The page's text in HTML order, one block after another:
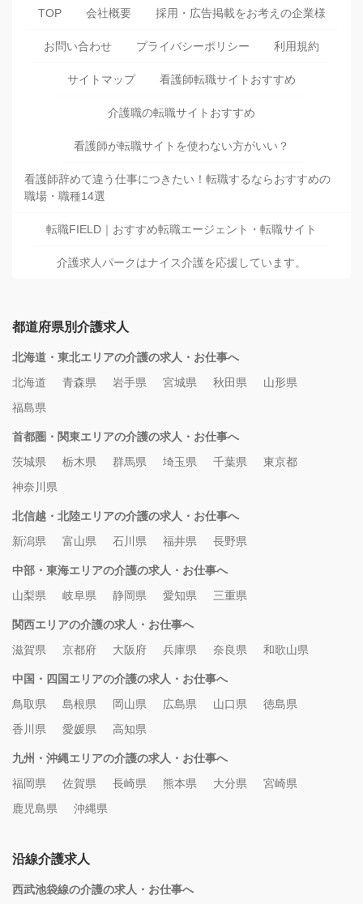
TOP 会社概要 採用・広告掲載をお考えの企業様
お問い合わせ プライバシーポリシー 利用規約
サイトマップ 看護師転職サイトおすすめ
介護職の転職サイトおすすめ
看護師が転職サイトを使わない方がいい？
看護師辞めて違う仕事につきたい！転職するならおすすめの
職場・職種14選
転職FIELD｜おすすめ転職エージェント・転職サイト
介護求人パークはナイス介護を応援しています。
都道府県別介護求人
北海道・東北エリアの介護の求人・お仕事へ
北海道
青森県 岩手県 宮城県 秋田県
山形県
福島県
首都圏・関東エリアの介護の求人・お仕事へ
茨城県
栃木県 群馬県 埼玉県 千葉県
東京都
神奈川県
北信越・北陸エリアの介護の求人・お仕事へ
新潟県
富山県 石川県 福井県 長野県
中部・東海エリアの介護の求人・お仕事へ
山梨県
岐阜県 静岡県 愛知県 三重県
関西エリアの介護の求人・お仕事へ
滋賀県
京都府 大阪府 兵庫県 奈良県 和歌山県
中国・四国エリアの介護の求人・お仕事へ
鳥取県
島根県 岡山県 広島県 山口県
徳島県
香川県
愛媛県 高知県
九州・沖縄エリアの介護の求人・お仕事へ
福岡県
佐賀県 長崎県 熊本県 大分県
宮崎県
鹿児島県
沖縄県
沿線介護求人
西武池袋線の介護の求人・お仕事へ